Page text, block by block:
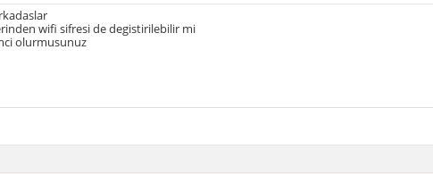
wifi sifresi de degistirilebilir mi
olurmusunuz